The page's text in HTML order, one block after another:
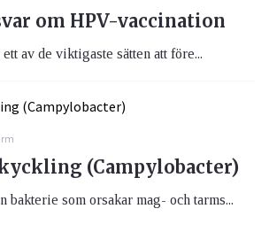
om HPV-vaccination
av de viktigaste sätten att före...
(Campylobacter)
bakterie som orsakar mag- och tarms...